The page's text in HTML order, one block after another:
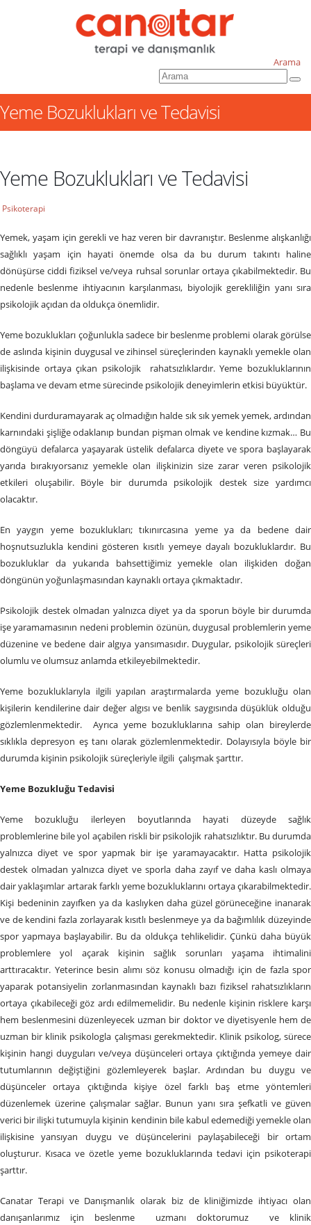
Arama
Yeme Bozuklukları ve Tedavisi
Yeme Bozuklukları ve Tedavisi
Psikoterapi
Yemek, yaşam için gerekli ve haz veren bir davranıştır. Beslenme alışkanlığı
sağlıklı yaşam için hayati önemde olsa da bu durum takıntı haline
dönüşürse ciddi fiziksel ve/veya ruhsal sorunlar ortaya çıkabilmektedir. Bu
nedenle beslenme ihtiyacının karşılanması, biyolojik gerekliliğin yanı sıra
psikolojik açıdan da oldukça önemlidir.
Yeme bozuklukları çoğunlukla sadece bir beslenme problemi olarak görülse
de aslında kişinin duygusal ve zihinsel süreçlerinden kaynaklı yemekle olan
ilişkisinde ortaya çıkan psikolojik rahatsızlıklardır. Yeme bozukluklarının
başlama ve devam etme sürecinde psikolojik deneyimlerin etkisi büyüktür.
Kendini durduramayarak aç olmadığın halde sık sık yemek yemek, ardından
karnındaki şişliğe odaklanıp bundan pişman olmak ve kendine kızmak… Bu
döngüyü defalarca yaşayarak üstelik defalarca diyete ve spora başlayarak
yarıda bırakıyorsanız yemekle olan ilişkinizin size zarar veren psikolojik
etkileri oluşabilir. Böyle bir durumda psikolojik destek size yardımcı
olacaktır.
En yaygın yeme bozuklukları; tıkınırcasına yeme ya da bedene dair
hoşnutsuzlukla kendini gösteren kısıtlı yemeye dayalı bozukluklardır. Bu
bozukluklar da yukarıda bahsettiğimiz yemekle olan ilişkiden doğan
döngünün yoğunlaşmasından kaynaklı ortaya çıkmaktadır.
Psikolojik destek olmadan yalnızca diyet ya da sporun böyle bir durumda
işe yaramamasının nedeni problemin özünün, duygusal problemlerin yeme
düzenine ve bedene dair algıya yansımasıdır. Duygular, psikolojik süreçleri
olumlu ve olumsuz anlamda etkileyebilmektedir.
Yeme bozukluklarıyla ilgili yapılan araştırmalarda yeme bozukluğu olan
kişilerin kendilerine dair değer algısı ve benlik saygısında düşüklük olduğu
gözlemlenmektedir. Ayrıca yeme bozukluklarına sahip olan bireylerde
sıklıkla depresyon eş tanı olarak gözlemlenmektedir. Dolayısıyla böyle bir
durumda kişinin psikolojik süreçleriyle ilgili çalışmak şarttır.
Yeme Bozukluğu Tedavisi
Yeme bozukluğu ilerleyen boyutlarında hayati düzeyde sağlık
problemlerine bile yol açabilen riskli bir psikolojik rahatsızlıktır. Bu durumda
yalnızca diyet ve spor yapmak bir işe yaramayacaktır. Hatta psikolojik
destek olmadan yalnızca diyet ve sporla daha zayıf ve daha kaslı olmaya
dair yaklaşımlar artarak farklı yeme bozukluklarını ortaya çıkarabilmektedir.
Kişi bedeninin zayıfken ya da kaslıyken daha güzel görüneceğine inanarak
ve de kendini fazla zorlayarak kısıtlı beslenmeye ya da bağımlılık düzeyinde
spor yapmaya başlayabilir. Bu da oldukça tehlikelidir. Çünkü daha büyük
problemlere yol açarak kişinin sağlık sorunları yaşama ihtimalini
arttıracaktır. Yeterince besin alımı söz konusu olmadığı için de fazla spor
yaparak potansiyelin zorlanmasından kaynaklı bazı fiziksel rahatsızlıkların
ortaya çıkabileceği göz ardı edilmemelidir. Bu nedenle kişinin risklere karşı
hem beslenmesini düzenleyecek uzman bir doktor ve diyetisyenle hem de
uzman bir klinik psikologla çalışması gerekmektedir. Klinik psikolog, sürece
kişinin hangi duyguları ve/veya düşünceleri ortaya çıktığında yemeye dair
tutumlarının değiştiğini gözlemleyerek başlar. Ardından bu duygu ve
düşünceler ortaya çıktığında kişiye özel farklı baş etme yöntemleri
düzenlemek üzerine çalışmalar sağlar. Bunun yanı sıra şefkatli ve güven
verici bir ilişki tutumuyla kişinin kendinin bile kabul edemediği yemekle olan
ilişkisine yansıyan duygu ve düşüncelerini paylaşabileceği bir ortam
oluşturur. Kısaca ve özetle yeme bozukluklarında tedavi için psikoterapi
şarttır.
Canatar Terapi ve Danışmanlık olarak biz de kliniğimizde ihtiyacı olan
danışanlarımız için beslenme uzmanı doktorumuz ve klinik